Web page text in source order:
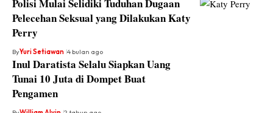
Polisi Mulai Selidiki Tuduhan Dugaan
Pelecehan Seksual yang Dilakukan Katy
Perry
ByYuri Setiawan 4 bulan ago
Inul Daratista Selalu Siapkan Uang
Tunai 10 Juta di Dompet Buat
Pengamen